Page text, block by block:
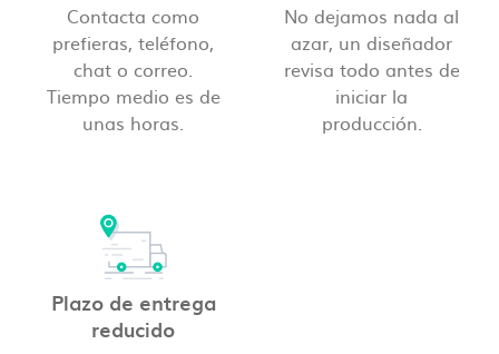
Contacta como
prefieras, teléfono,
chat o correo.
Tiempo medio es de
unas horas.
No dejamos nada al
azar, un diseñador
revisa todo antes de
iniciar la
producción.
Plazo de entrega
reducido